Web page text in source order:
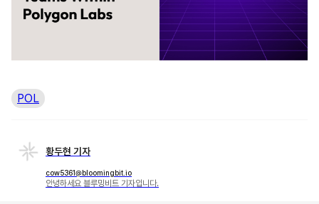
POL
황두현 기자
cow5361@bloomingbit.io
안녕하세요 블루밍비트 기자입니다.